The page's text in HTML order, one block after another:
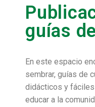
guías
En este espacio
sembrar, guías de
didácticos y
educar a la